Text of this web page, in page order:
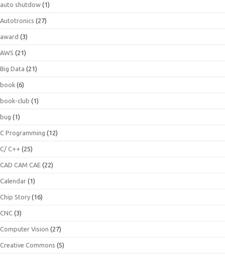
auto shutdow (1)
Autotronics (27)
award (3)
AWS (21)
Big Data (21)
book (6)
book-club (1)
bug (1)
C Programming (12)
C/ C++ (25)
CAD CAM CAE (22)
Calendar (1)
Chip Story (16)
CNC (3)
Computer Vision (27)
Creative Commons (5)